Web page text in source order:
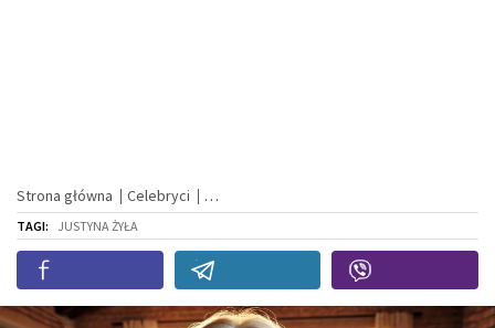
Strona główna Celebryci
TAGI: JUSTYNA ŻYŁA